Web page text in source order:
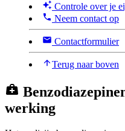
Controle over je
Neem contact op
Contactformulier
Terug naar boven
werking